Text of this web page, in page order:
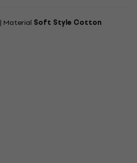
| Material Soft Style Cotton